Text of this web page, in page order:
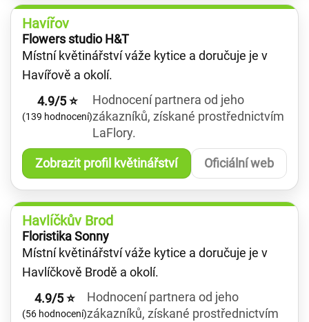
Havířov
Flowers studio H&T
Místní květinářství váže kytice a doručuje je v
Havířově a okolí.
4.9/5 ⭐
(139 hodnocení)
Hodnocení partnera od jeho
zákazníků, získané prostřednictvím
LaFlory.
Zobrazit profil květinářství Oficiální web
Havlíčkův Brod
Floristika Sonny
Místní květinářství váže kytice a doručuje je v
Havlíčkově Brodě a okolí.
4.9/5 ⭐
(56 hodnocení)
Hodnocení partnera od jeho
zákazníků, získané prostřednictvím